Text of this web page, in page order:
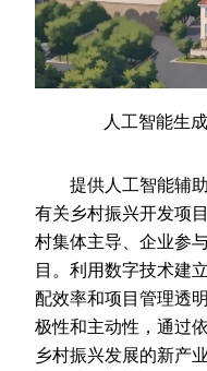
人工智能生成
提供人工智能辅助
有关乡村振兴开发项
村集体主导、企业参
目。利用数字技术建
配效率和项目管理透
极性和主动性，通过
乡村振兴发展的新产